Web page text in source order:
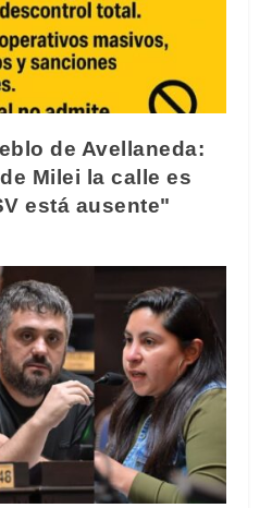
de Avellaneda:
Milei la calle es
está ausente"